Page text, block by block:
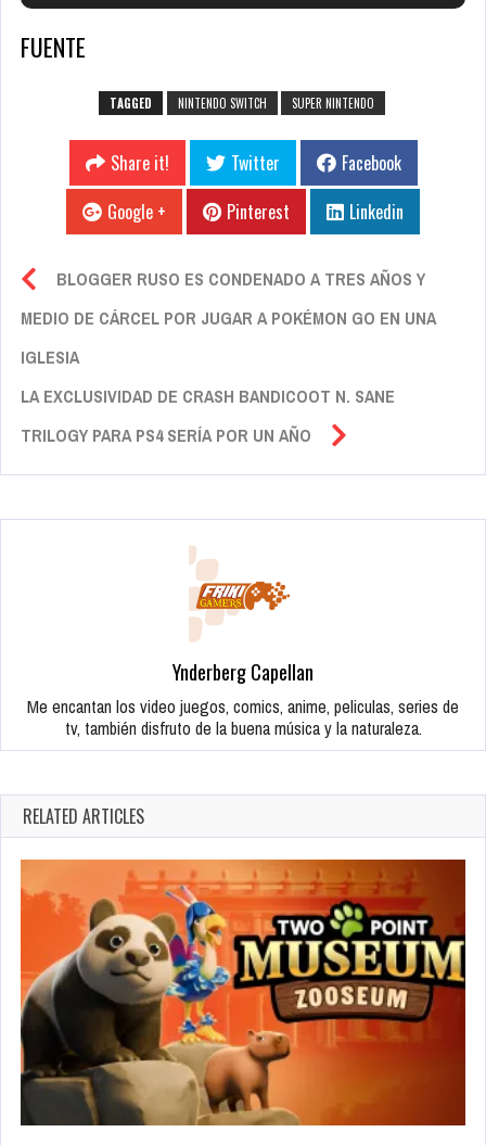
FUENTE
TAGGED NINTENDO SWITCH SUPER NINTENDO
Share it! Twitter
Facebook
Google +
Pinterest Linkedin
BLOGGER RUSO ES CONDENADO A TRES AÑOS Y
MEDIO DE CÁRCEL POR JUGAR A POKÉMON GO EN UNA
IGLESIA
LA EXCLUSIVIDAD DE CRASH BANDICOOT N. SANE
TRILOGY PARA PS4 SERÍA POR UN AÑO
Ynderberg Capellan
Me encantan los video juegos, comics, anime, peliculas, series de
tv, también disfruto de la buena música y la naturaleza.
RELATED ARTICLES